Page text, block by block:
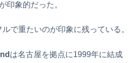
印象的だった。
で重たいのが印象に残っている。
は名古屋を拠点に1999年に結成